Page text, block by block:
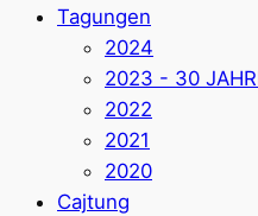
Tagungen
2024
2023 - 30
2022
2021
2020
Cajtung